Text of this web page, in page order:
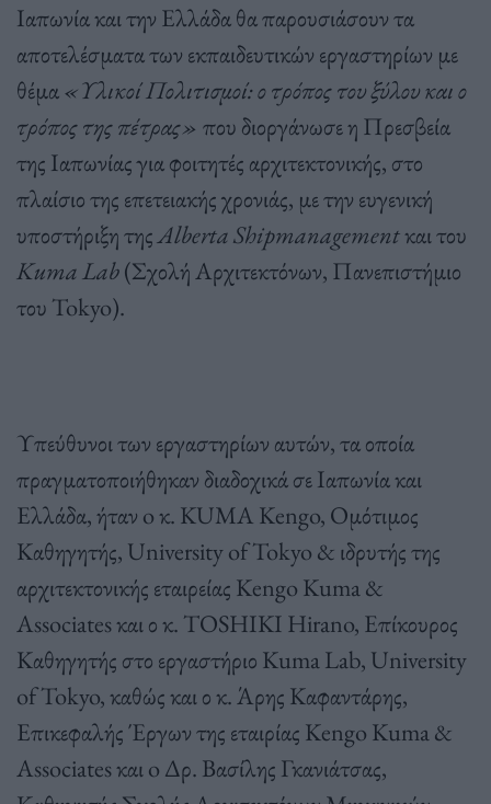
Ιαπωνία και την Ελλάδα θα παρουσιάσουν τα
αποτελέσματα των εκπαιδευτικών εργαστηρίων με
θέμα«Υλικοί Πολιτισμοί: ο τρόπος του ξύλου και ο
τρόπος της πέτρας» που διοργάνωσε η Πρεσβεία
της Ιαπωνίας για φοιτητές αρχιτεκτονικής, στο
πλαίσιο της επετειακής χρονιάς, με την ευγενική
υποστήριξη τηςAlbertaShipmanagementκαι του
KumaLab(Σχολή Αρχιτεκτόνων, Πανεπιστήμιο
του Tokyo).
Υπεύθυνοι των εργαστηρίων αυτών, τα οποία
πραγματοποιήθηκαν διαδοχικά σε Ιαπωνία και
Ελλάδα, ήταν o κ. KUMA Kengo, Ομότιμος
Καθηγητής, University of Tokyo & ιδρυτής της
αρχιτεκτονικής εταιρείας Kengo Kuma &
Associates και ο κ. TOSHIKI Hirano, Επίκουρος
Καθηγητής στο εργαστήριο Kuma Lab, University
of Tokyo, καθώς και ο κ. Άρης Καφαντάρης,
Επικεφαλής Έργων της εταιρίας Kengo Kuma &
Associates και o Δρ. Βασίλης Γκανιάτσας,